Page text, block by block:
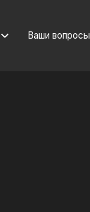
Ваши вопросы